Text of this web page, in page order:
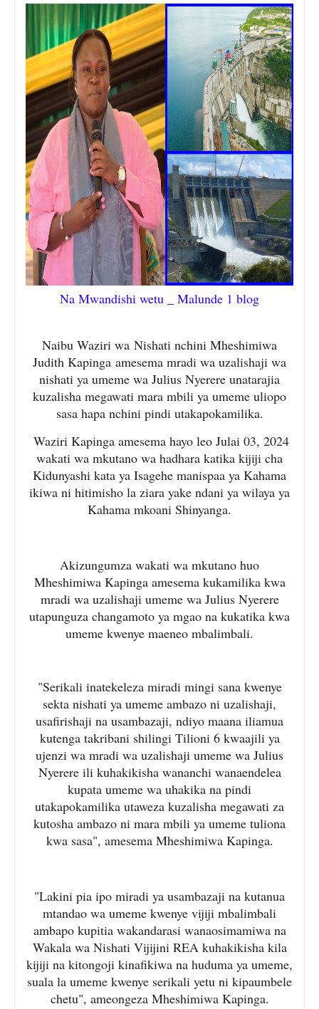
Na Mwandishi wetu _ Malunde 1 blog
Naibu Waziri wa Nishati nchini Mheshimiwa
Judith Kapinga amesema mradi wa uzalishaji wa
nishati ya umeme wa Julius Nyerere unatarajia
kuzalisha megawati mara mbili ya umeme uliopo
sasa hapa nchini pindi utakapokamilika.
Waziri Kapinga amesema hayo leo Julai 03, 2024
wakati wa mkutano wa hadhara katika kijiji cha
Kidunyashi kata ya Isagehe manispaa ya Kahama
ikiwa ni hitimisho la ziara yake ndani ya wilaya ya
Kahama mkoani Shinyanga.
Akizungumza wakati wa mkutano huo
Mheshimiwa Kapinga amesema kukamilika kwa
mradi wa uzalishaji umeme wa Julius Nyerere
utapunguza changamoto ya mgao na kukatika kwa
umeme kwenye maeneo mbalimbali.
"Serikali inatekeleza miradi mingi sana kwenye
sekta nishati ya umeme ambazo ni uzalishaji,
usafirishaji na usambazaji, ndiyo maana iliamua
kutenga takribani shilingi Tilioni 6 kwaajili ya
ujenzi wa mradi wa uzalishaji umeme wa Julius
Nyerere ili kuhakikisha wananchi wanaendelea
kupata umeme wa uhakika na pindi
utakapokamilika utaweza kuzalisha megawati za
kutosha ambazo ni mara mbili ya umeme tuliona
kwa sasa", amesema Mheshimiwa Kapinga.
"Lakini pia ipo miradi ya usambazaji na kutanua
mtandao wa umeme kwenye vijiji mbalimbali
ambapo kupitia wakandarasi wanaosimamiwa na
Wakala wa Nishati Vijijini REA kuhakikisha kila
kijiji na kitongoji kinafikiwa na huduma ya umeme,
suala la umeme kwenye serikali yetu ni kipaumbele
chetu", ameongeza Mheshimiwa Kapinga.